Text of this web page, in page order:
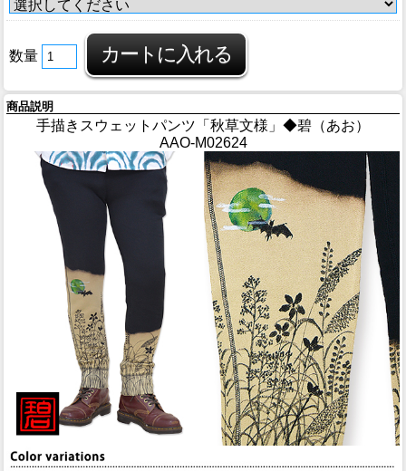
数量
商品説明
手描きスウェットパンツ「秋草文様」◆碧（あお）
AAO-M02624